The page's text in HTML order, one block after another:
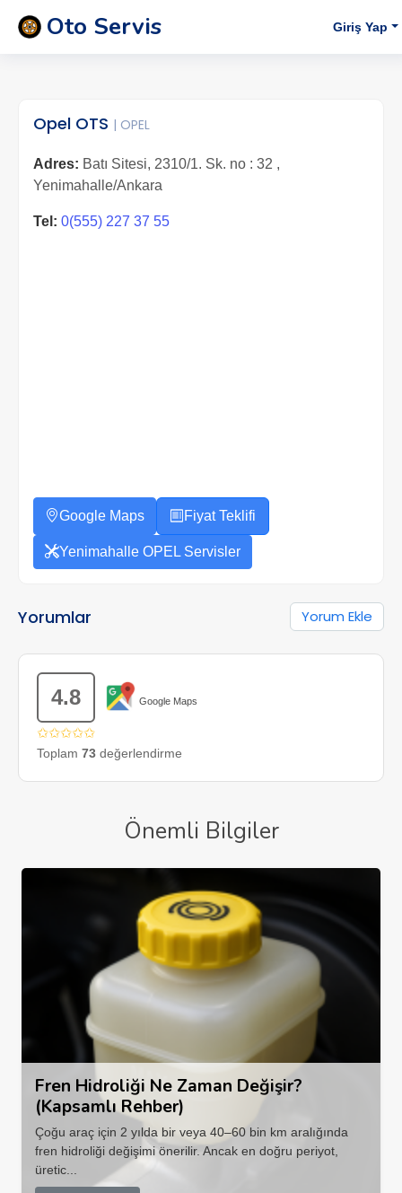
Oto Servis Giriş Yap
Opel OTS | OPEL
Adres: Batı Sitesi, 2310/1. Sk. no : 32 ,
Yenimahalle/Ankara
Tel: 0(555) 227 37 55
Google Maps Fiyat Teklifi
Yenimahalle OPEL Servisler
Yorumlar Yorum Ekle
4.8 Google Maps
✩✩✩✩✩
Toplam 73 değerlendirme
Önemli Bilgiler
Fren Hidroliği Ne Zaman Değişir?
(Kapsamlı Rehber)
Çoğu araç için 2 yılda bir veya 40–60 bin km aralığında
fren hidroliği değişimi önerilir. Ancak en doğru periyot,
üretic...